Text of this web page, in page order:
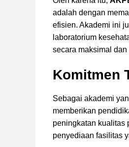
adalah dengan
efisien. Akademi ini
laboratorium
secara maksimal
Komitmen
Sebagai akademi
memberikan
peningkatan kualitas
penyediaan fasilitas